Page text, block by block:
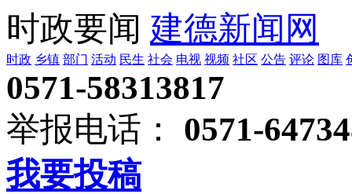
时政要闻 建德新闻网
时政 乡镇 部门 活动 民生 社会 电视 视频 社区 公告 评论 图库
0571-58313817
举报电话：
0571-
我要投稿